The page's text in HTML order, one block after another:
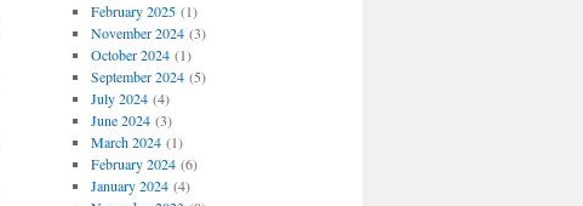
February 2025(1)
November 2024(3)
October 2024(1)
September 2024(5)
July 2024(4)
June 2024(3)
March 2024(1)
February 2024(6)
January 2024(4)